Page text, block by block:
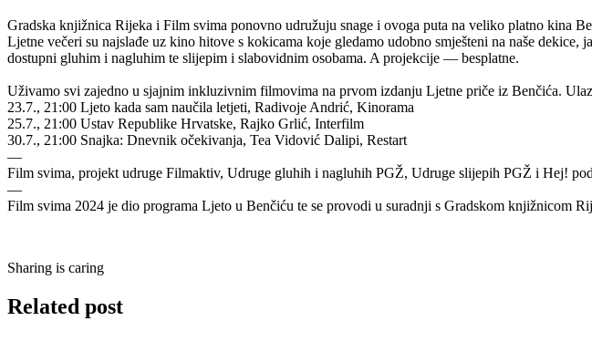
Gradska knjižnica Rijeka i Film svima ponovno udružuju snage i ovoga puta na veliko platno kina
Ljetne večeri su najslađe uz kino hitove s kokicama koje gledamo udobno smješteni na naše
dostupni gluhim i nagluhim te slijepim i slabovidnim osobama. A projekcije — besplatne.
Uživamo svi zajedno u sjajnim inkluzivnim filmovima na prvom izdanju Ljetne priče iz Benčića.
23.7., 21:00 Ljeto kada sam naučila letjeti, Radivoje Andrić, Kinorama
25.7., 21:00 Ustav Republike Hrvatske, Rajko Grlić, Interfilm
30.7., 21:00 Snajka: Dnevnik očekivanja, Tea Vidović Dalipi, Restart
—
Film svima, projekt udruge Filmaktiv, Udruge gluhih i nagluhih PGŽ, Udruge slijepih PGŽ i Hej!
—
Film svima 2024 je dio programa Ljeto u Benčiću te se provodi u suradnji s Gradskom knjižnicom
Sharing is caring
Related post